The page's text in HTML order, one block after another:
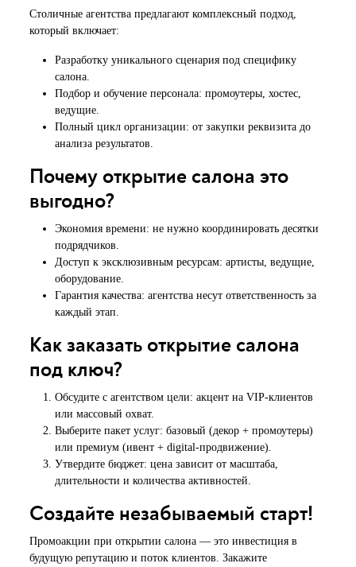
Столичные агентства предлагают комплексный подход,
который включает:
Разработку уникального сценария под специфику
салона.
Подбор и обучение персонала: промоутеры, хостес,
ведущие.
Полный цикл организации: от закупки реквизита до
анализа результатов.
Почему открытие салона это
выгодно?
Экономия времени: не нужно координировать десятки
подрядчиков.
Доступ к эксклюзивным ресурсам: артисты, ведущие,
оборудование.
Гарантия качества: агентства несут ответственность за
каждый этап.
Как заказать открытие салона
под ключ?
Обсудите с агентством цели: акцент на VIP-клиентов
или массовый охват.
Выберите пакет услуг: базовый (декор + промоутеры)
или премиум (ивент + digital-продвижение).
Утвердите бюджет: цена зависит от масштаба,
длительности и количества активностей.
Создайте незабываемый старт!
Промоакции при открытии салона — это инвестиция в
будущую репутацию и поток клиентов. Закажите